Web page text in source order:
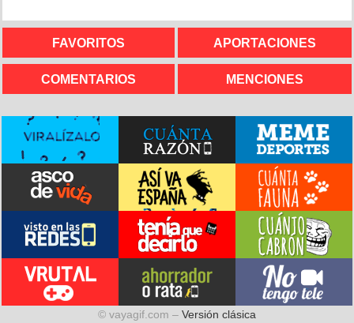
FAVORITOS APORTACIONES
COMENTARIOS MENCIONES
© vayagif.com – Versión clásica